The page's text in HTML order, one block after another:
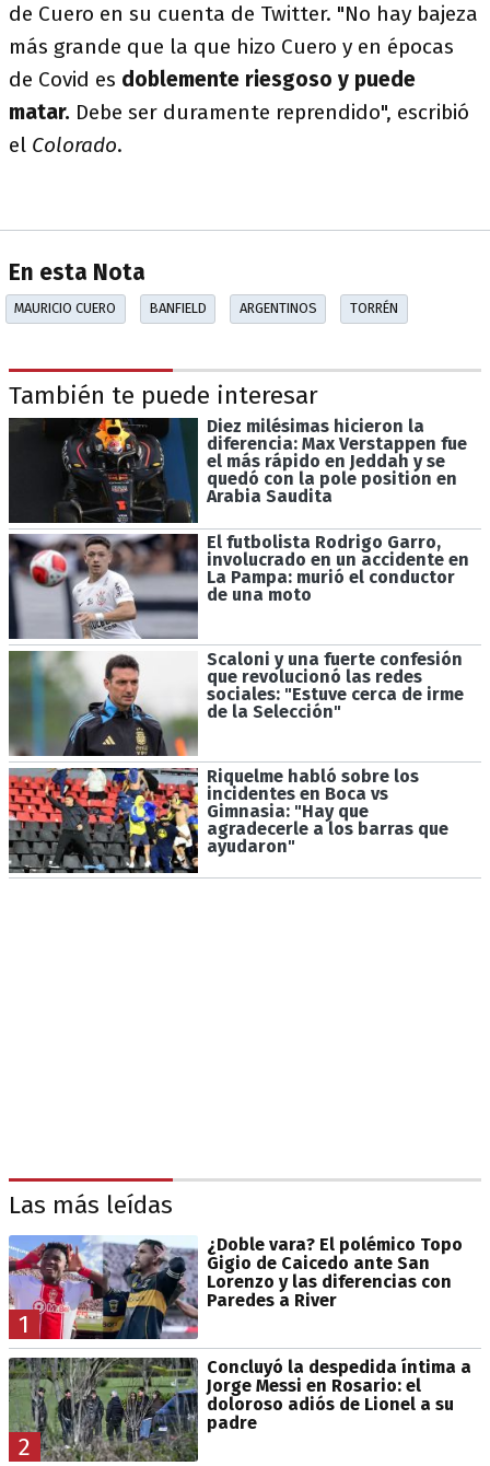
de Cuero en su cuenta de Twitter. "No hay bajeza
más grande que la que hizo Cuero y en épocas
de Covid es doblemente riesgoso y puede
matar. Debe ser duramente reprendido", escribió
el Colorado.
En esta Nota
MAURICIO CUERO BANFIELD ARGENTINOS TORRÉN
También te puede interesar
Diez milésimas hicieron la
diferencia: Max Verstappen fue
el más rápido en Jeddah y se
quedó con la pole position en
Arabia Saudita
El futbolista Rodrigo Garro,
involucrado en un accidente en
La Pampa: murió el conductor
de una moto
Scaloni y una fuerte confesión
que revolucionó las redes
sociales: "Estuve cerca de irme
de la Selección"
Riquelme habló sobre los
incidentes en Boca vs
Gimnasia: "Hay que
agradecerle a los barras que
ayudaron"
Las más leídas
1
¿Doble vara? El polémico Topo
Gigio de Caicedo ante San
Lorenzo y las diferencias con
Paredes a River
2
Concluyó la despedida íntima a
Jorge Messi en Rosario: el
doloroso adiós de Lionel a su
padre